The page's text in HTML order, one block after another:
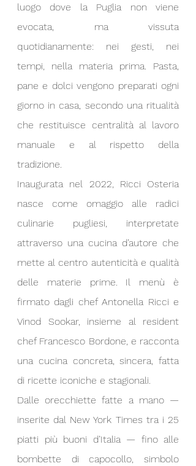
luogo dove la Puglia non viene
evocata, ma vissuta
quotidianamente: nei gesti, nei
tempi, nella materia prima. Pasta,
pane e dolci vengono preparati ogni
giorno in casa, secondo una ritualità
che restituisce centralità al lavoro
manuale e al rispetto della
tradizione.
Inaugurata nel 2022, Ricci Osteria
nasce come omaggio alle radici
culinarie pugliesi, interpretate
attraverso una cucina d’autore che
mette al centro autenticità e qualità
delle materie prime. Il menù è
firmato dagli chef Antonella Ricci e
Vinod Sookar, insieme al resident
chef Francesco Bordone, e racconta
una cucina concreta, sincera, fatta
di ricette iconiche e stagionali.
Dalle orecchiette fatte a mano —
inserite dal New York Times tra i 25
piatti più buoni d’Italia — fino alle
bombette di capocollo, simbolo